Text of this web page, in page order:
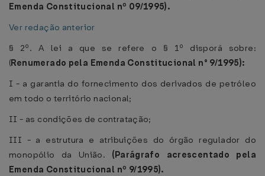
Emenda Constitucional nº 09/1995).
Ver redação anterior
§ 2º. A lei a que se refere o § 1º disporá sobre:
(Renumerado pela Emenda Constitucional n° 9/1995):
I - a garantia do fornecimento dos derivados de petróleo
em todo o território nacional;
II - as condições de contratação;
III - a estrutura e atribuições do órgão regulador do
monopólio da União. (Parágrafo acrescentado pela
Emenda Constitucional nº 9/1995).